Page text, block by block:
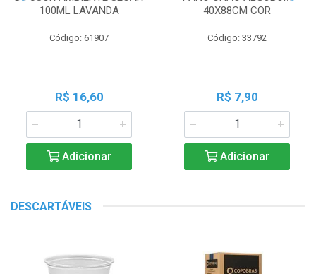
100ML LAVANDA
Código: 61907
R$ 16,60
Adicionar
40X88CM COR
Código: 33792
R$ 7,90
Adicionar
DESCARTÁVEIS